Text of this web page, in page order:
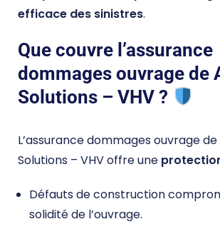
efficace des sinistres.
Que couvre l’assurance
dommages ouvrage de
Solutions – VHV ?
L’assurance dommages ouvrage
Solutions – VHV offre une
Défauts de construction
solidité de l’ouvrage.